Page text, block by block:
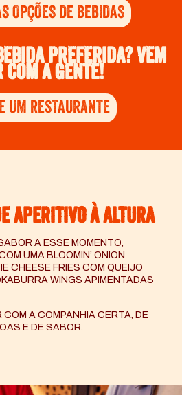
OPÇÕES DE BEBIDAS
preferida? Vem
a gente!
UM RESTAURANTE
APERITIVO À ALTURA
A ESSE MOMENTO,
UMA BLOOMIN’ ONION
CHEESE FRIES COM QUEIJO
WINGS APIMENTADAS
COM A COMPANHIA CERTA, DE
E DE SABOR.